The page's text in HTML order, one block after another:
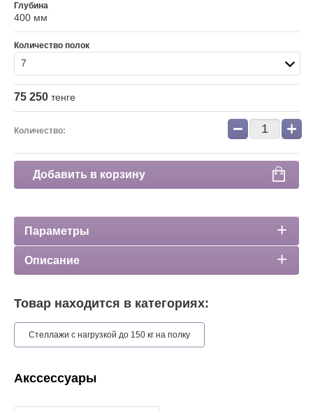
Глубина
400 мм
Количество полок
7
75 250 тенге
Количество: − +
Добавить в корзину
Параметры
Описание
Товар находится в категориях:
Стеллажи с нагрузкой до 150 кг на полку
Акссессуары